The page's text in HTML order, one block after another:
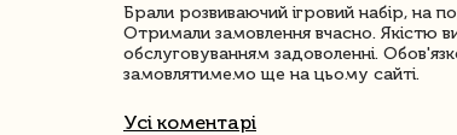
Брали розвиваючий ігровий набір, на
Отримали замовлення вчасно. Якістю
обслуговуванням задоволенні.
замовлятимемо ще на цьому сайті.
Усі коментарі